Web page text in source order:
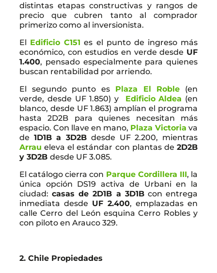
distintas etapas constructivas y rangos de
precio que cubren tanto al comprador
primerizo como al inversionista.
El Edificio C151 es el punto de ingreso más
económico, con estudios en verde desde UF
1.400, pensado especialmente para quienes
buscan rentabilidad por arriendo.
El segundo punto es
Plaza El Roble (en
verde, desde UF 1.850) y Edificio Aldea (en
blanco, desde UF 1.863) amplían el programa
hasta 2D2B para quienes necesitan más
espacio. Con llave en mano, Plaza Victoria va
de 1D1B a 3D2B desde UF 2.200, mientras
Arrau eleva el estándar con plantas de 2D2B
y 3D2B desde UF 3.085.
El catálogo cierra con Parque Cordillera III, la
única opción DS19 activa de Urbani en la
ciudad:casas de 2D1B a 3D1Bcon entrega
inmediata desde UF 2.400, emplazadas en
calle Cerro del León esquina Cerro Robles y
con piloto en Arauco 329.
2. Chile Propiedades